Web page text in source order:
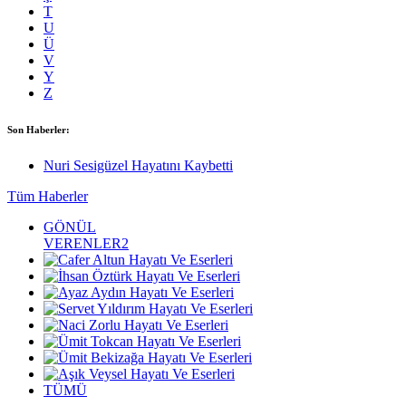
T
U
Ü
V
Y
Z
Son Haberler:
Nuri Sesigüzel Hayatını Kaybetti
Tüm Haberler
GÖNÜL
VERENLER2
TÜMÜ